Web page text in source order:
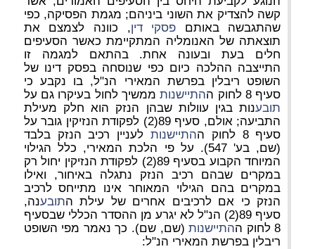
קשה להצדיק את השוני ביניהם; מגמת הפסיקה, כפי
שהתגבשה באותם פסקי דין, כוונה לצמצם את
תוצאתה של האנומליה המתקיימת כאשר הסעיפים
חלים בעת ובעונה אחת. בהתאם למגמה זו
התייצבה ההלכה כיום כפי שנוסחה בפסק דינו של
השופט ריבלין בפרשת המאירי הנ"ל, בו נקבע כי
סעיף 8 לחוק ה
התיישנותממשיך לחול בעיקרו גם על
תובענות בגין עוולות שבהן הנזק הוא חלק מעילת
התביעה; אולם, סעיף 89(2) לפקודת הנזיקין גובר על
סעיף 8 לחוק ה
התיישנות לעניין רכיב הנזק בלבד
(שם, בע' 547). על פי הלכת המאירי, כלל הגילוי
המיוחד הקבוע בסעיף 89(2) לפקודת הנזיקין יחול רק
במקרים שבהם רכיב הנזק נתגלה באיחור, ואילו
במקרים בהם הגילוי המאוחר אינו מתייחס לרכיב
הנזק כי אם לרכיבים אחרים של עילת התובענה,
סעיף 89(2) הנ"ל לא יגרע מן ההסדר הכללי שבסעיף
8 לחוק ה
התיישנות(שם, שם). כך נאמר מפי השופט
ריבלין בפרשת המאירי הנ"ל: